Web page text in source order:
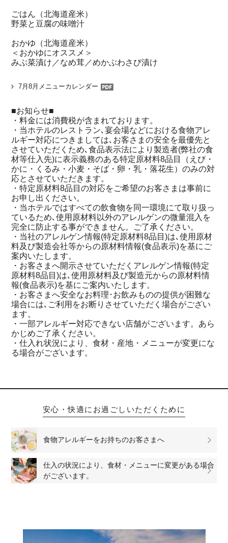
ごはん（北海道産米）
野菜と豆腐の味噌汁
おかゆ（北海道産米）
＜おかゆにオススメ＞
みぶ菜漬け／なめ茸／めかぶわさび漬け
7月8月メニューカレンダー
■お知らせ■
・料金には消費税が含まれております。
・当ホテルのレストラン､宴会場などにおける食物アレ
ルギー対応につきましては､お客さまの安全を最優先と
させていただくため､食品表示法により製造者(弊社の食
材等仕入先)に表示義務のある特定原材料8品目（えび・
かに・くるみ・小麦・そば・卵・乳・落花生）のみの対
応とさせていただきます。
・特定原材料8品目の対応をご希望のお客さまは事前に
お申し出ください。
・当ホテルではすべての飲食物を同一環境にて取り扱っ
ているため､使用原材料以外のアレルゲンの微量混入を
完全に防止する事ができません。ご了承ください。
・当社のアレルゲン情報(特定原材料8品目)は､使用原材
料及び製造会社等からの原材料情報(食品表示)を基にご
案内いたします。
・お客さまへ開示させていただくアレルゲン情報(特定
原材料8品目)は､使用原材料及び製造元からの原材料情
報(食品表示)を基にご案内いたします。
・お客さまへ安全なお料理･お飲みものの提供が困難な
場合には､ご利用をお断りさせていただく場合がござい
ます。
・一部アレルギー対応できない店舗がございます。あら
かじめご了承ください。
・仕入れ状況により、食材・産地・メニューが変更にな
る場合がございます。
安心・快適にお過ごしいただくために
食物アレルギーをお持ちのお客さまへ
仕入の状況により、食材・メニューに変更がある場合
がございます。